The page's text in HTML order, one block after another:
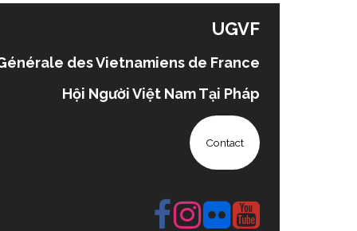
UGVF
des Vietnamiens de France
Hội Người Việt Nam Tại Pháp
Contact